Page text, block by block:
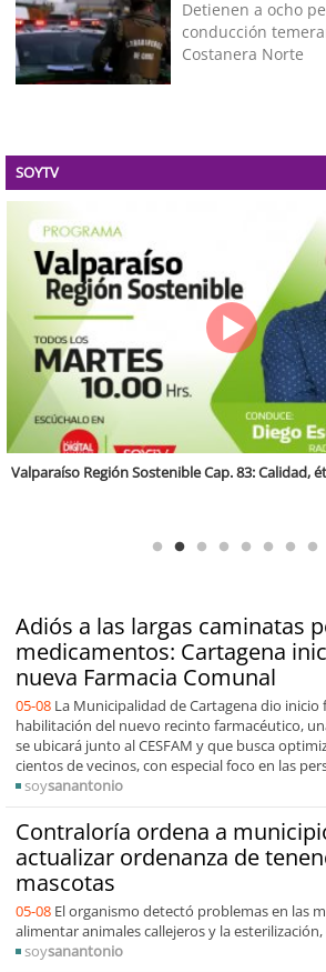
Detienen a ocho
conducción
Costanera Norte
SOYTV
Adiós a las largas caminatas
medicamentos: Cartagena
nueva Farmacia Comunal
05-08 La Municipalidad de Cartagena dio
habilitación del nuevo recinto farmacéutico,
se ubicará junto al CESFAM y que busca
cientos de vecinos, con especial foco en las
soysanantonio
Contraloría ordena a
actualizar ordenanza de
mascotas
05-08 El organismo detectó problemas en las
alimentar animales callejeros y la
soysanantonio